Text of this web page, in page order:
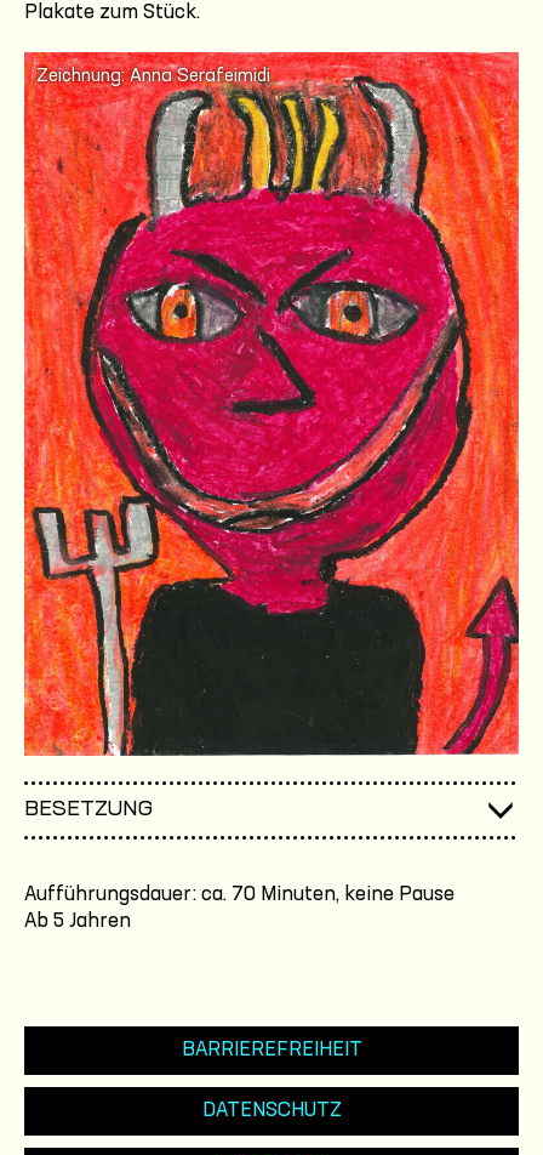
Plakate zum Stück.
Zeichnung: Anna Serafeimidi
BESETZUNG
Aufführungsdauer: ca. 70 Minuten, keine Pause
Ab 5 Jahren
BARRIEREFREIHEIT
DATENSCHUTZ